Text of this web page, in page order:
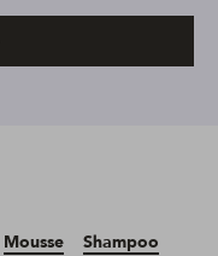
Mousse
Shampoo